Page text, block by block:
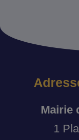
Mairie
1